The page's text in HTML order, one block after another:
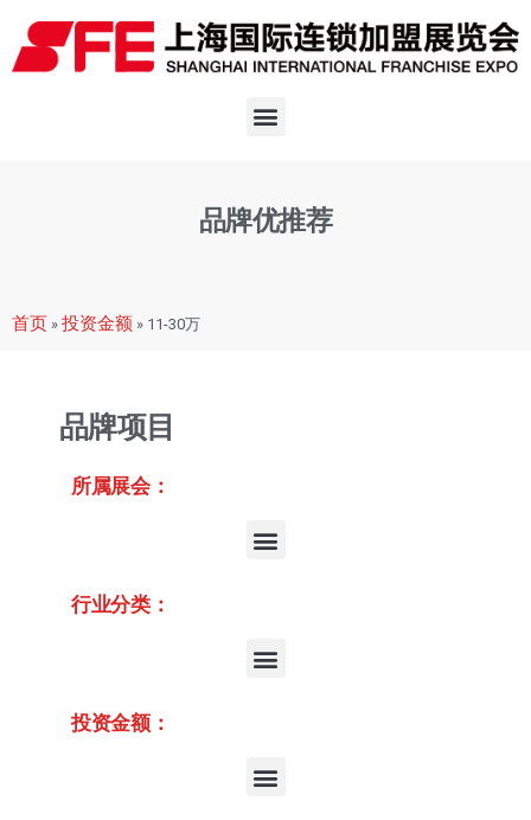
品牌优推荐
首页 » 投资金额 » 11-30万
品牌项目
所属展会：
行业分类：
投资金额：